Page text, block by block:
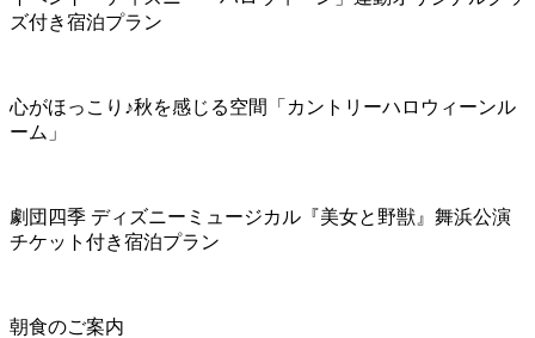
ズ付き宿泊プラン
心がほっこり♪秋を感じる空間「カントリーハロウィーンル
ーム」
劇団四季 ディズニーミュージカル『美女と野獣』舞浜公演
チケット付き宿泊プラン
朝食のご案内